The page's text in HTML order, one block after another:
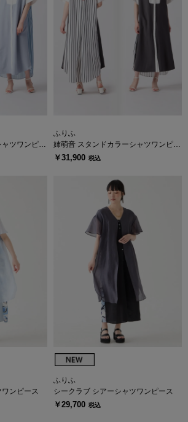
ツワンピー
ふりふ
姉萌音 スタンドカラーシャツワンピー
ス
￥31,900 税込
ンピース
ふりふ
シークラブ シアーシャツワンピース
￥29,700 税込